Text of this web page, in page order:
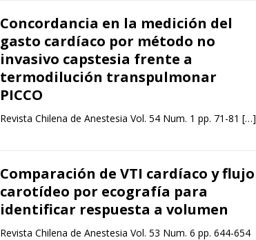
Concordancia en la medición del
gasto cardíaco por método no
invasivo capstesia frente a
termodilución transpulmonar
PICCO
Revista Chilena de Anestesia Vol. 54 Num. 1 pp. 71-81 […]
Comparación de VTI cardíaco y flujo
carotídeo por ecografía para
identificar respuesta a volumen
Revista Chilena de Anestesia Vol. 53 Num. 6 pp. 644-654